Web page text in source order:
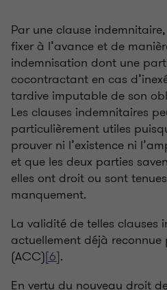
Par une clause
fixer à l’avance et de
indemnisation dont une
cocontractant en cas
tardive imputable de son
Les clauses indemnitaires
particulièrement utiles
prouver ni l’existence ni
et que les deux parties
elles ont droit ou sont
manquement.
La validité de telles clauses
actuellement déjà reconnue
(ACC)[6].
En vertu du nouveau droit